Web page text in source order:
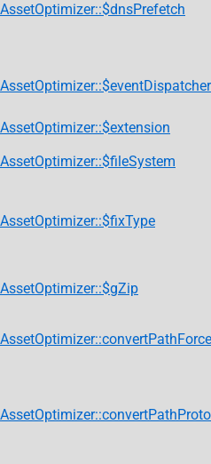
AssetOptimizer::$dnsPrefetch
AssetOptimizer::$eventDispatcher
AssetOptimizer::$extension
AssetOptimizer::$fileSystem
AssetOptimizer::$fixType
AssetOptimizer::$gZip